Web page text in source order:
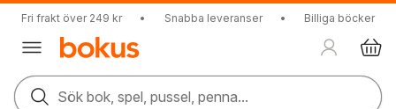
Fri frakt över 249 kr • Snabba leveranser • Billiga böcker
Sök bok, spel, pussel, penna...